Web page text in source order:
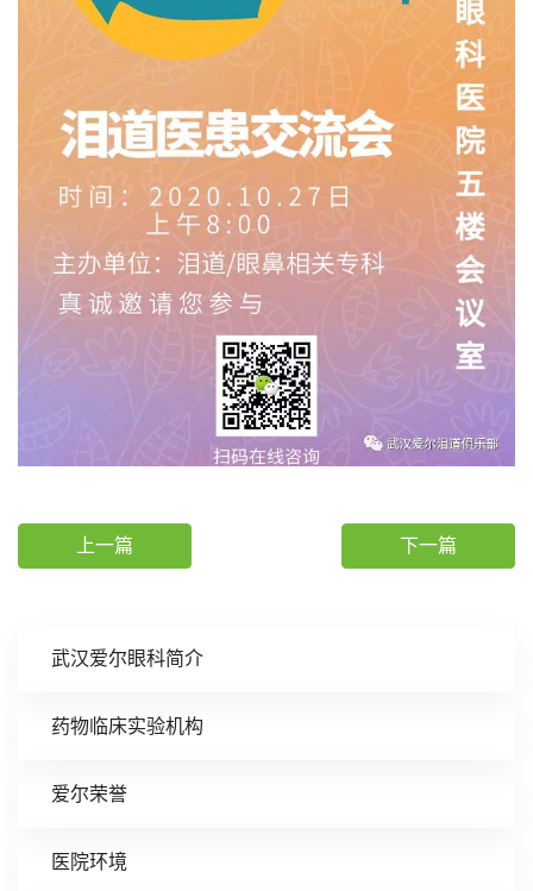
武汉爱尔眼科简介
药物临床实验机构
爱尔荣誉
医院环境
上一篇 下一篇